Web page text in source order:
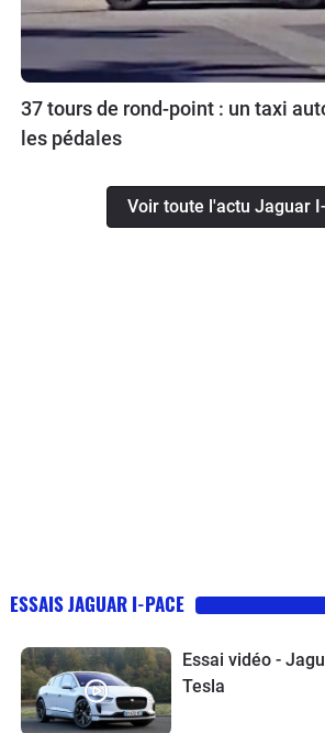
37 tours de rond-point : un taxi
les pédales
Voir toute l'actu Jaguar
ESSAIS JAGUAR I-PACE
Essai vidéo -
Tesla